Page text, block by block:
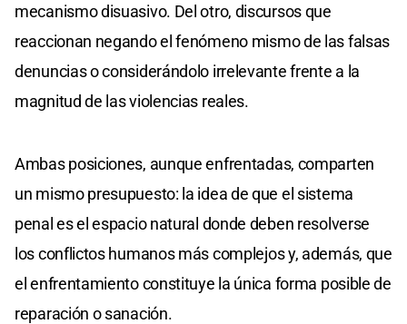
mecanismo disuasivo. Del otro, discursos que
reaccionan negando el fenómeno mismo de las falsas
denuncias o considerándolo irrelevante frente a la
magnitud de las violencias reales.
Ambas posiciones, aunque enfrentadas, comparten
un mismo presupuesto: la idea de que el sistema
penal es el espacio natural donde deben resolverse
los conflictos humanos más complejos y, además, que
el enfrentamiento constituye la única forma posible de
reparación o sanación.